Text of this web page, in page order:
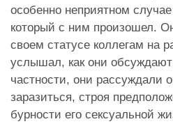
особенно неприятном
который с ним произошел.
своем статусе коллегам на
услышал, как они
частности, они рассуждали
заразиться, строя
бурности его сексуальной